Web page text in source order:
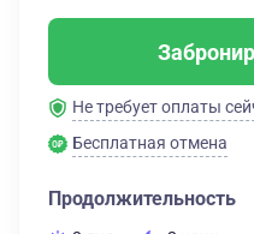
Не требует оплаты
Бесплатная отмена
Продолжительность